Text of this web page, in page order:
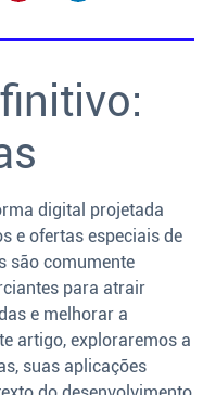
digital projetada
e ofertas especiais de
são comumente
para atrair
e melhorar a
artigo, exploraremos a
suas aplicações